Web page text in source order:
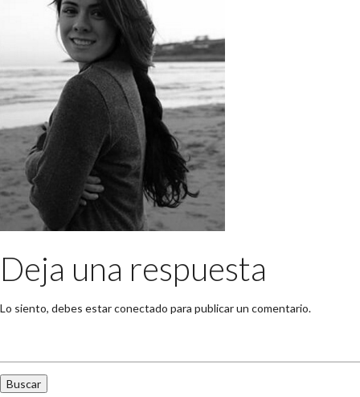
Deja una respuesta
Lo siento, debes estarconectado para publicar un comentario.